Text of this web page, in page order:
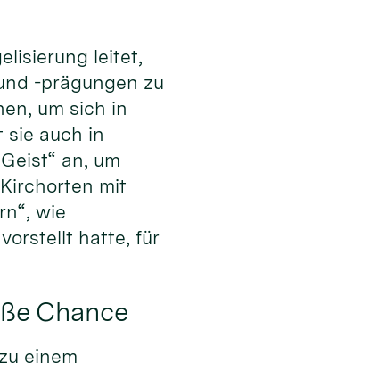
leitet,
-prägungen zu
um sich in
sie auch in
an, um
mit
wie
hatte, für
Chance
einem